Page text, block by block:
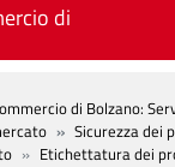
di
di Bolzano:
Sicurezza dei
Etichettatura dei